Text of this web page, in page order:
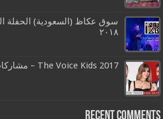
سوق عكاظ (السعودية) الحفلة
٢٠١٨
The Voice Kids 2017 – مشاركات فريق كاظم الساهر